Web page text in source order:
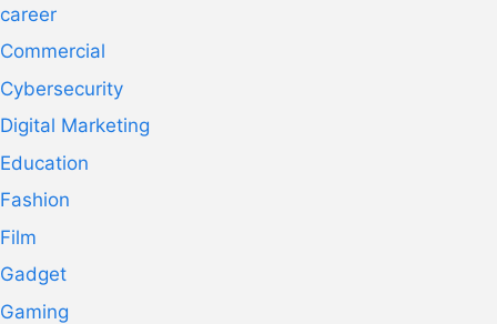
career
Commercial
Cybersecurity
Digital Marketing
Education
Fashion
Film
Gadget
Gaming